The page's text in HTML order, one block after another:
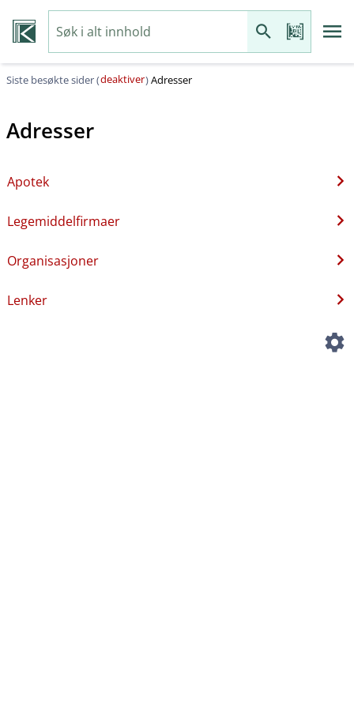
Siste besøkte sider (deaktiver)Adresser
Adresser
Apotek
Legemiddelfirmaer
Organisasjoner
Lenker